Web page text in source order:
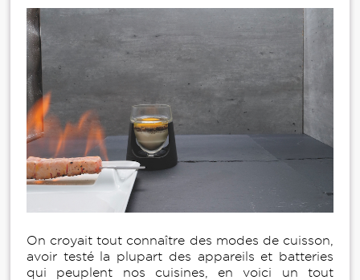
On croyait tout connaître des modes de cuisson,
avoir testé la plupart des appareils et batteries
qui peuplent nos cuisines, en voici un tout